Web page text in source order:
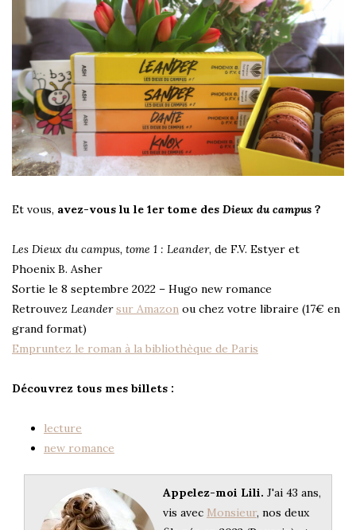
Et vous, avez-vous lu le 1er tome des Dieux du campus ?
Les Dieux du campus, tome 1 : Leander, de F.V. Estyer et
Phoenix B. Asher
Sortie le 8 septembre 2022 – Hugo new romance
Retrouvez Leandersur Amazon ou chez votre libraire (17€ en
grand format)
Empruntez le roman à la bibliothèque de Paris
Découvrez tous mes billets :
lecture
new romance
Appelez-moi Lili. J'ai 43 ans,
vis avec Monsieur, nos deux